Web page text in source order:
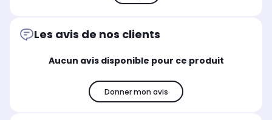
Les avis de nos clients
Aucun avis disponible pour ce produit
Donner mon avis